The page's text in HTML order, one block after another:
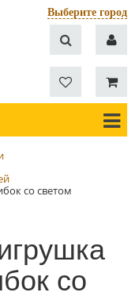
Выберите город
со светом
со